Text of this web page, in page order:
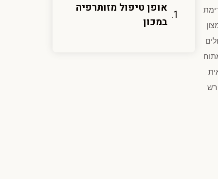
הטיפול נע בין 15-40 דקות ולאחר 6-7 טיפולים
אופן טיפול מזותרפיה
במכון